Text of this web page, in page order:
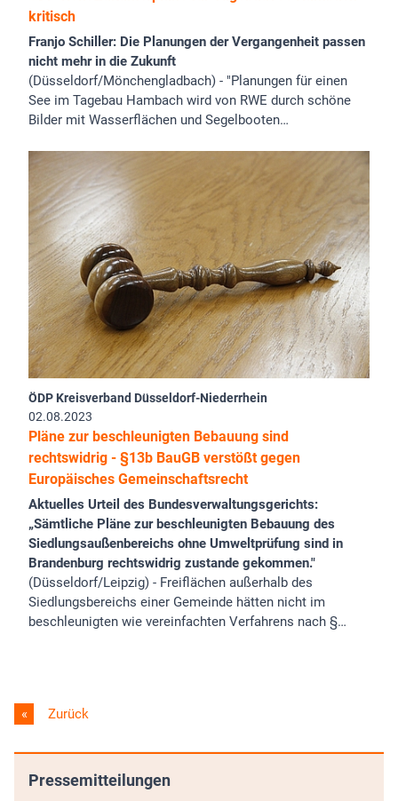
kritisch
Franjo Schiller: Die Planungen der Vergangenheit passen
nicht mehr in die Zukunft
(Düsseldorf/Mönchengladbach) - "Planungen für einen
See im Tagebau Hambach wird von RWE durch schöne
Bilder mit Wasserflächen und Segelbooten…
ÖDP Kreisverband Düsseldorf-Niederrhein
02.08.2023
Pläne zur beschleunigten Bebauung sind
rechtswidrig - §13b BauGB verstößt gegen
Europäisches Gemeinschaftsrecht
Aktuelles Urteil des Bundesverwaltungsgerichts:
„Sämtliche Pläne zur beschleunigten Bebauung des
Siedlungsaußenbereichs ohne Umweltprüfung sind in
Brandenburg rechtswidrig zustande gekommen."
(Düsseldorf/Leipzig) - Freiflächen außerhalb des
Siedlungsbereichs einer Gemeinde hätten nicht im
beschleunigten wie vereinfachten Verfahrens nach §…
Zurück
Pressemitteilungen